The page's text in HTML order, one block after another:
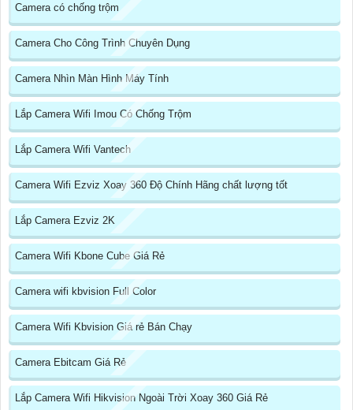
Camera có chống trộm
Camera Cho Công Trình Chuyên Dụng
Camera Nhìn Màn Hình Máy Tính
Lắp Camera Wifi Imou Có Chống Trộm
Lắp Camera Wifi Vantech
Camera Wifi Ezviz Xoay 360 Độ Chính Hãng chất lượng tốt
Lắp Camera Ezviz 2K
Camera Wifi Kbone Cube Giá Rẻ
Camera wifi kbvision Full Color
Camera Wifi Kbvision Giá rẻ Bán Chạy
Camera Ebitcam Giá Rẻ
Lắp Camera Wifi Hikvision Ngoài Trời Xoay 360 Giá Rẻ